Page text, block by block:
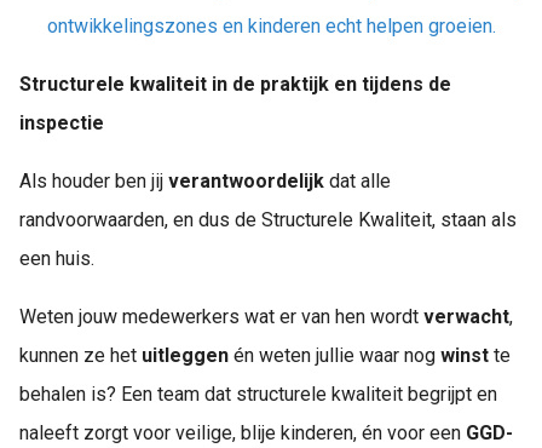
ontwikkelingszones en kinderen echt helpen groeien.
Structurele kwaliteit in de praktijk en tijdens de
inspectie
Als houder ben jij verantwoordelijk dat alle
randvoorwaarden, en dus de Structurele Kwaliteit, staan als
een huis.
Weten jouw medewerkers wat er van hen wordt verwacht,
kunnen ze het uitleggen én weten jullie waar nog winst te
behalen is? Een team dat structurele kwaliteit begrijpt en
naleeft zorgt voor veilige, blije kinderen, én voor een GGD-